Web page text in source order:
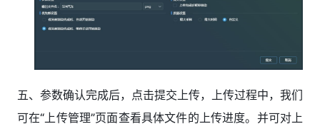
五、参数确认完成后，点击提交上传，上传过程中，我们
可在“上传管理”页面查看具体文件的上传进度。并可对上